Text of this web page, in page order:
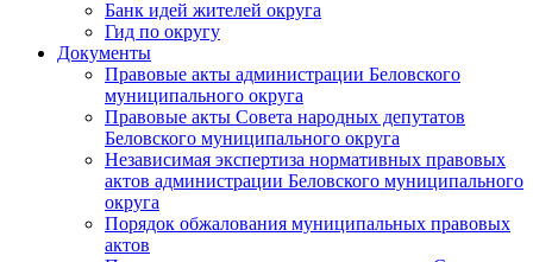
Банк идей жителей округа
Гид по округу
Документы
Правовые акты администрации Беловского
муниципального округа
Правовые акты Совета народных депутатов
Беловского муниципального округа
Независимая экспертиза нормативных правовых
актов администрации Беловского муниципального
округа
Порядок обжалования муниципальных правовых
актов